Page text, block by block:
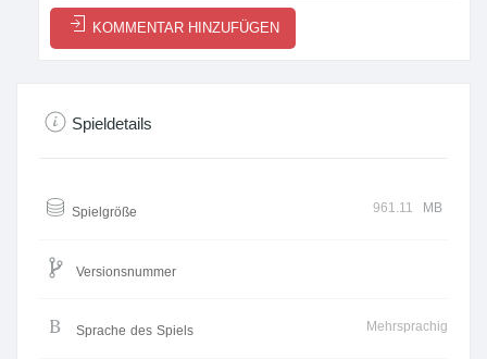
KOMMENTAR HINZUFÜGEN
Spieldetails
Spielgröße 961.11 MB
Versionsnummer
Sprache des Spiels Mehrsprachig